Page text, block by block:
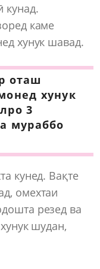
кунад.
каме
хунук шавад.
оташ
хунук
3
мураббо
кунед. Вақте
омехтаи
резед ва
шудан,